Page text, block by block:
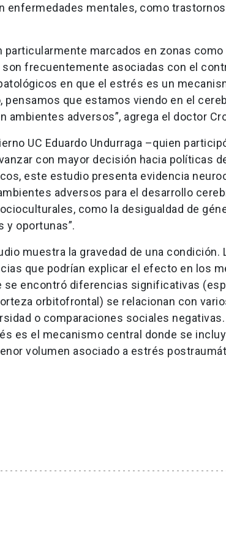
enfermedades mentales, como
marcados en zonas
frecuentemente asociadas con el
en que el estrés es un
que estamos viendo en el
adversos”, agrega el doctor
UC Eduardo Undurraga –quien
con mayor decisión hacia políticas
este estudio presenta evidencia
adversos para el desarrollo
como la desigualdad de
y oportunas”.
muestra la gravedad de una condición.
que podrían explicar el efecto en los
se encontró diferencias significativas
orbitofrontal) se relacionan con
o comparaciones sociales
es el mecanismo central donde se
volumen asociado a estrés